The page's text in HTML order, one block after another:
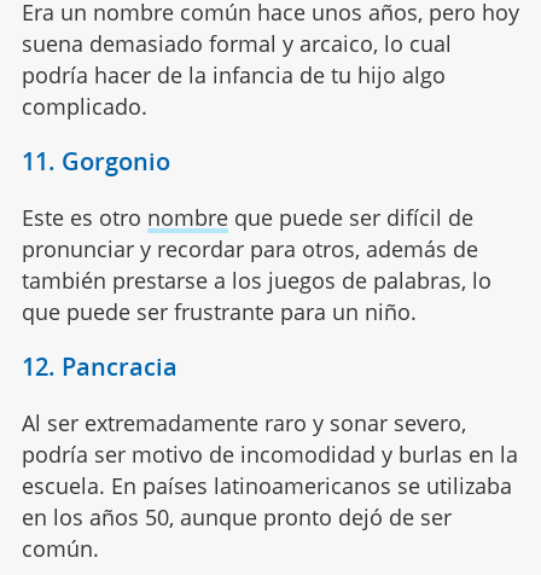
Era un nombre común hace unos años, pero hoy
suena demasiado formal y arcaico, lo cual
podría hacer de la infancia de tu hijo algo
complicado.
11. Gorgonio
Este es otro nombreque puede ser difícil de
pronunciar y recordar para otros, además de
también prestarse a los juegos de palabras, lo
que puede ser frustrante para un niño.
12. Pancracia
Al ser extremadamente raro y sonar severo,
podría ser motivo de incomodidad y burlas en la
escuela. En países latinoamericanos se utilizaba
en los años 50, aunque pronto dejó de ser
común.